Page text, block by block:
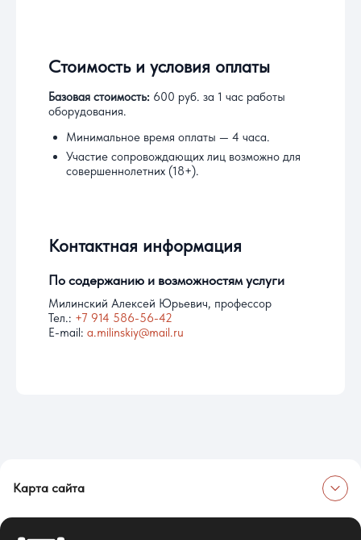
Стоимость и условия оплаты
Базовая стоимость: 600 руб. за 1 час работы
оборудования.
Минимальное время оплаты — 4 часа.
Участие сопровождающих лиц возможно для
совершеннолетних (18+).
Контактная информация
По содержанию и возможностям услуги
Милинский Алексей Юрьевич, профессор
Тел.: +7 914 586-56-42
E-mail: a.milinskiy@mail.ru
Карта сайта